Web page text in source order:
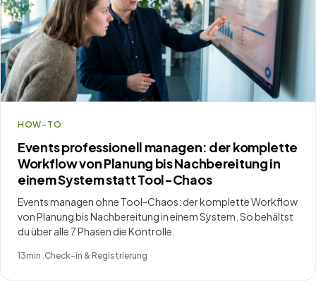
HOW-TO
Events professionell managen: der komplette
Workflow von Planung bis Nachbereitung in
einem System statt Tool-Chaos
Events managen ohne Tool-Chaos: der komplette Workflow
von Planung bis Nachbereitung in einem System. So behältst
du über alle 7 Phasen die Kontrolle.
13min .Check-in & Registrierung